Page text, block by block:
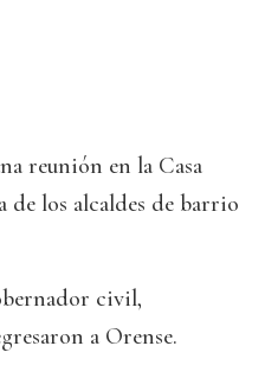
reunión en la Casa
los alcaldes de barrio
civil,
a Orense.